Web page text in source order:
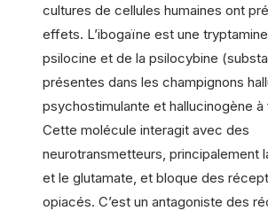
cultures de cellules humaines ont
effets. L’ibogaïne est une
psilocine et de la psilocybine
présentes dans les champignons
psychostimulante et hallucinogène
Cette molécule interagit avec des
neurotransmetteurs, principalement
et le glutamate, et bloque des
opiacés. C’est un antagoniste des